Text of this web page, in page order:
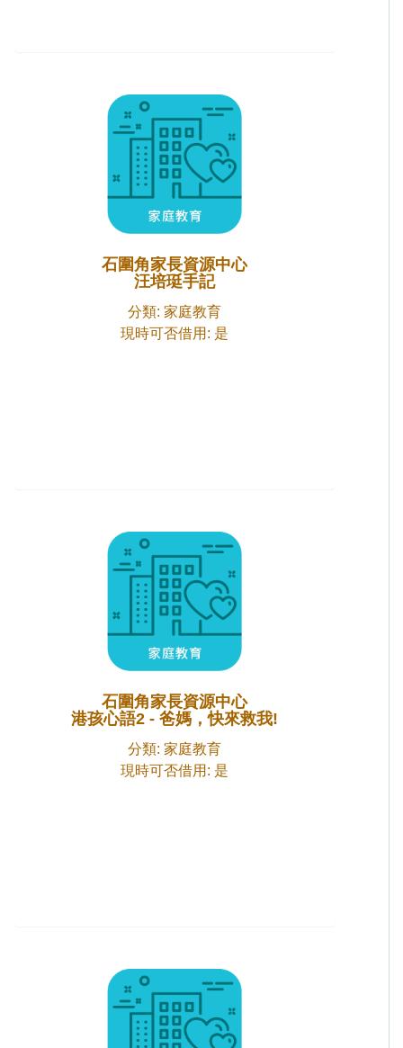
石圍角家長資源中心
汪培珽手記
分類: 家庭教育
現時可否借用: 是
石圍角家長資源中心
港孩心語2 - 爸媽，快來救我!
分類: 家庭教育
現時可否借用: 是